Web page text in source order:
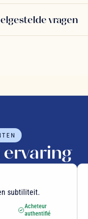
vragen
subtiliteit.
Acheteur
authentifié